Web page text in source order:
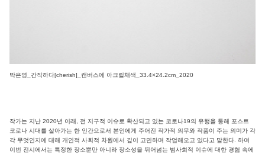
박은영_간직하다[cherish]_캔버스에 아크릴채색_33.4×24.2cm_2020
작가는 지난 2020년 이래, 전 지구적 이슈로 확산되고 있는 코로나19의 유행을 통해 포스트
코로나 시대를 살아가는 한 인간으로서 본인에게 주어진 작가적 의무와 작품이 주는 의미가 각
각 무엇인지에 대해 개인적 사회적 차원에서 깊이 고민하며 작업해오고 있다고 말한다. 하여
이번 전시에서는 특정한 장소뿐만 아니라 장소성을 뛰어넘는 범사회적 이슈에 대한 경험 속에